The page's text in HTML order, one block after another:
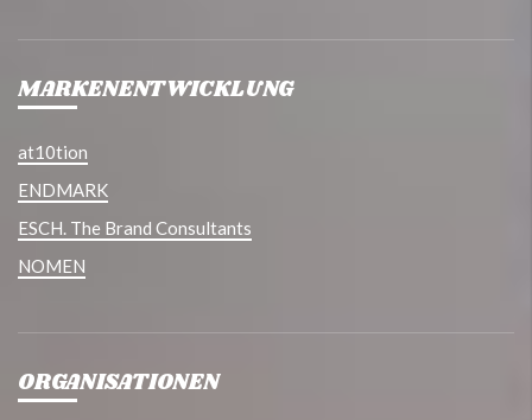
MARKENENTWICKLUNG
at10tion
ENDMARK
ESCH. The Brand Consultants
NOMEN
ORGANISATIONEN